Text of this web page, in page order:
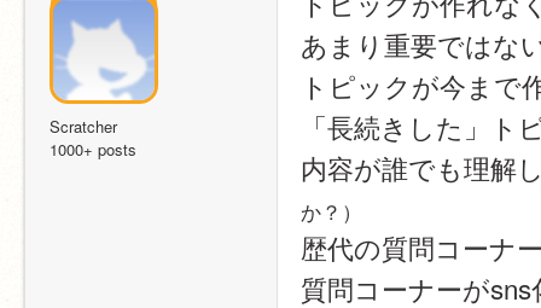
Scratcher
1000+ posts
あまり重要ではな
トピックが今まで
「長続きした」ト
内容が誰でも理解
か？）
歴代の質問コーナ
質問コーナーが